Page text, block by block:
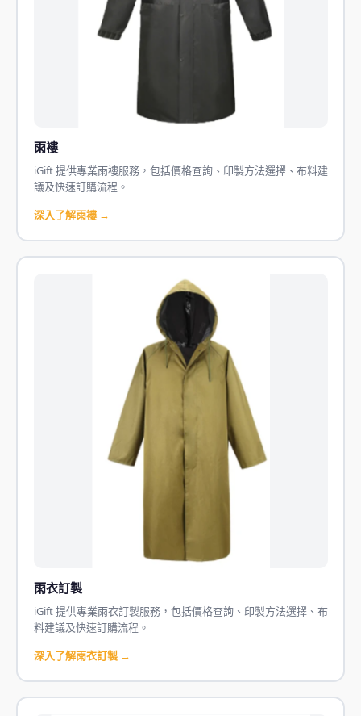
雨褸
iGift 提供專業雨褸服務，包括價格查詢、印製方法選擇、布料建
議及快速訂購流程。
深入了解雨褸 →
雨衣訂製
iGift 提供專業雨衣訂製服務，包括價格查詢、印製方法選擇、布
料建議及快速訂購流程。
深入了解雨衣訂製 →